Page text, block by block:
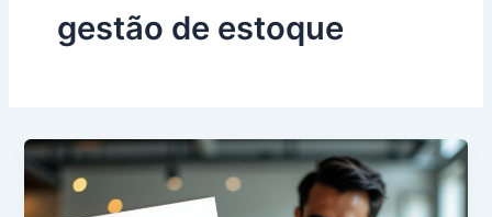
gestão de estoque